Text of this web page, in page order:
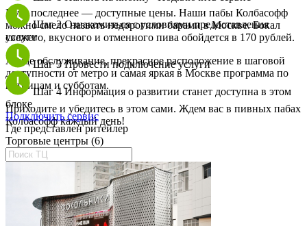
Ну и последнее — доступные цены. Наши пабы Колбасофф
можно смело назвать недорогими барами в Москве. Бокал
свежего, вкусного и отменного пива обойдется в 170 рублей.
А еще обслуживание, прекрасное расположение в шаговой
доступности от метро и самая яркая в Москве программа по
пятницам и субботам.
Приходите и убедитесь в этом сами. Ждем вас в пивных пабах
Колбасофф каждый день!
Шаг 2Ознакомиться с условиями предоставления
услуги
Шаг 3Провести подключение услуги
Шаг 4Информация о развитии станет доступна в этом
блоке
Подключить сервис
Где представлен ритейлер
Торговые центры (6)